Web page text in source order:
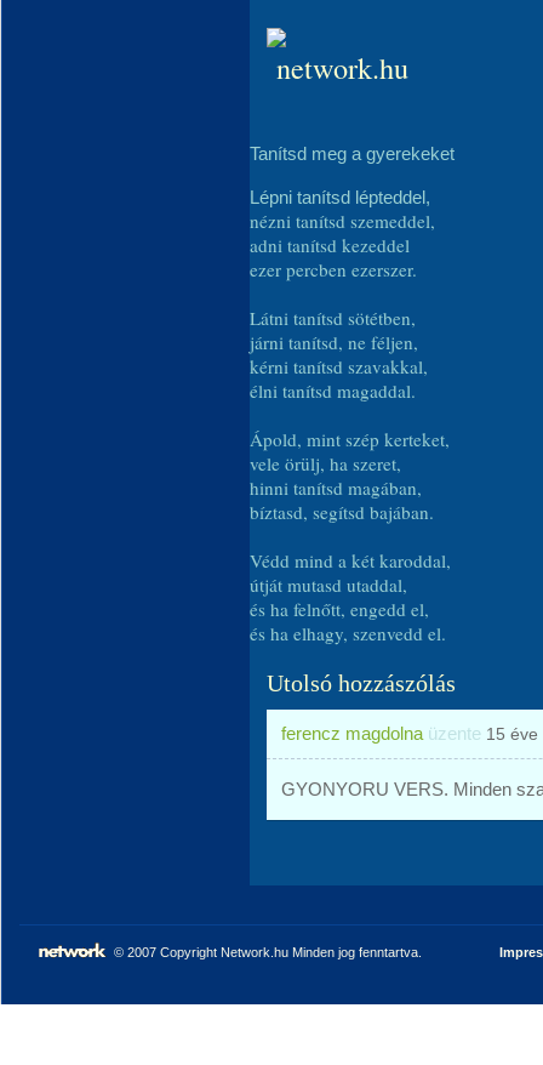
Tanítsd meg a gyerekeket
Lépni tanítsd lépteddel,
nézni tanítsd szemeddel,
adni tanítsd kezeddel
ezer percben ezerszer.
Látni tanítsd sötétben,
járni tanítsd, ne féljen,
kérni tanítsd szavakkal,
élni tanítsd magaddal.
Ápold, mint szép kerteket,
vele örülj, ha szeret,
hinni tanítsd magában,
bíztasd, segítsd bajában.
Védd mind a két karoddal,
útját mutasd utaddal,
és ha felnőtt, engedd el,
és ha elhagy, szenvedd el.
Utolsó hozzászólás
ferencz magdolna üzente 15 éve
GYONYORU VERS. Minden
© 2007 Copyright Network.hu Minden jog fenntartva.